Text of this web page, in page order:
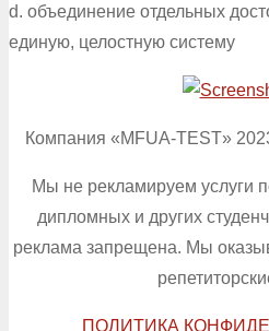
d. объединение отдельных
единую, целостную систему
Компания «MFUA-TEST»
Мы не рекламируем услуги
дипломных и других
реклама запрещена. Мы
ПОЛИТИКА